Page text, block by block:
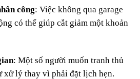
công: Việc không qua garage
có thể giúp cắt giảm một khoản
: Một số người muốn tranh thủ
xử lý thay vì phải đặt lịch hẹn.